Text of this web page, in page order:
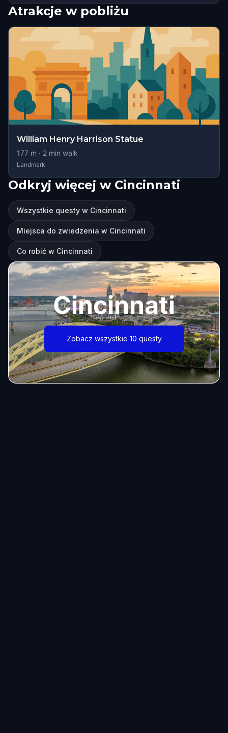
Atrakcje w pobliżu
William Henry Harrison Statue
177 m · 2 min walk
Landmark
Odkryj więcej w Cincinnati
Wszystkie questy w Cincinnati
Miejsca do zwiedzenia w Cincinnati
Co robić w Cincinnati
Cincinnati
Zobacz wszystkie 10 questy